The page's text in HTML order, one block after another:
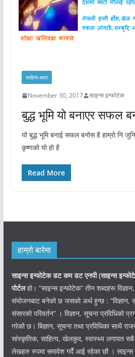
साहित्य-कला
November 30, 2017 साइन्स इन्फोटेक
बुद्ध भूमि यो बनाएर सफल
यो बुद्ध भूमि बनाई सफल बनोस है हाम्रो नि
कृष्णको यो हो है
Read More
हाम्रो बारेमा
साइन्स इन्फोटेक डट कम डट एनपी (साइन्स
पोर्टलहो। “साइन्स इन्फोटेक” तीन शब्दहरू
संयोजनबाट बनेको छ जसको अर्थ हुन्छ : “विज्ञान,
संसारको परिवर्तन” । विज्ञान, सूचना प्रविधिको
गरेको छ। बिज्ञान, सूचना तथा प्रविधिका साथै
सांस्कृतिक, साहित्य, खेलकुद, स्वास्थ्य लगायत सबै
लेखहरु रुपमा समावेश गर्दै आई रहेका छौ । साइन्स